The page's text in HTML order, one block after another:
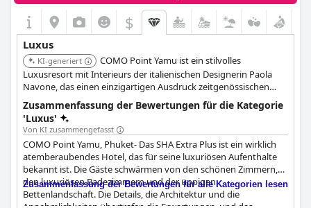
$
Luxus
KI-generiert
COMO Point Yamu ist ein stilvolles
Luxusresort mit Interieurs der italienischen Designerin Paola
Navone, das einen einzigartigen Ausdruck zeitgenössischen
thailändischen Luxus bietet. Es bietet atemberaubende
Panoramablicke auf die Andamanensee und die Phang Nga
Bucht.
Zusammenfassung der Bewertungen für die Kategorie
'Luxus'
Von KI zusammengefasst
COMO Point Yamu, Phuket- Das SHA Extra Plus ist ein wirklich
atemberaubendes Hotel, das für seine luxuriösen Aufenthalte
bekannt ist. Die Gäste schwärmen von den schönen Zimmern,
den luxuriösen Badezimmern und der üppigen
Bettenlandschaft. Die Details, die Architektur und die
Zusammenfassung der Bewertungen für alle Kategorien lesen